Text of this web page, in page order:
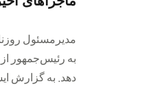
مدیرمسئول
به رئیس‌جمهور
دهد. به گزارش